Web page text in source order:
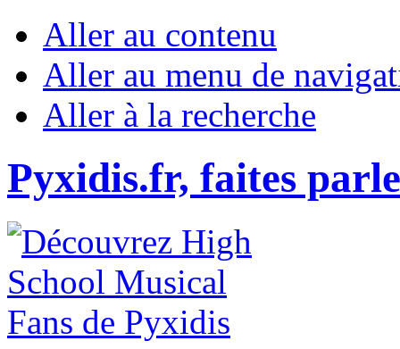
Aller au contenu
Aller au menu de
Aller à la recherche
Pyxidis.fr, faites